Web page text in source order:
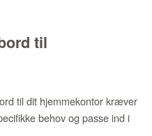
til
til dit hjemmekontor kræver
behov og passe ind i